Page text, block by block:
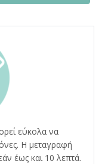
εύκολα να
Η μεταγραφή
έως και 10 λεπτά.